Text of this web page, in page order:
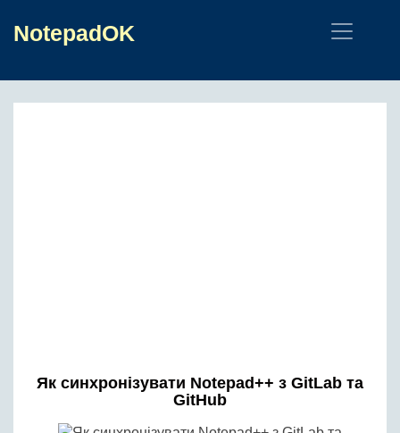
NotepadOK
Як синхронізувати Notepad++ з GitLab та
GitHub